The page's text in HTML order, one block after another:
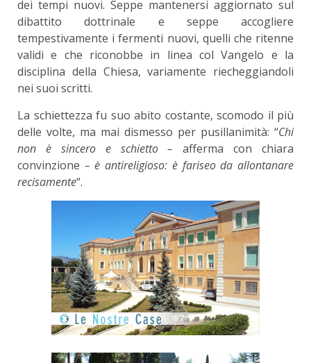
dei tempi nuovi. Seppe mantenersi aggiornato sul
dibattito dottrinale e seppe accogliere
tempestivamente i fermenti nuovi, quelli che ritenne
validi e che riconobbe in linea col Vangelo e la
disciplina della Chiesa, variamente riecheggiandoli
nei suoi scritti.
La schiettezza fu suo abito costante, scomodo il più
delle volte, ma mai dismesso per pusillanimità: “Chi
non è sincero e schietto –afferma con chiara
convinzione –è antireligioso: è fariseo daallontanare
recisamente“.